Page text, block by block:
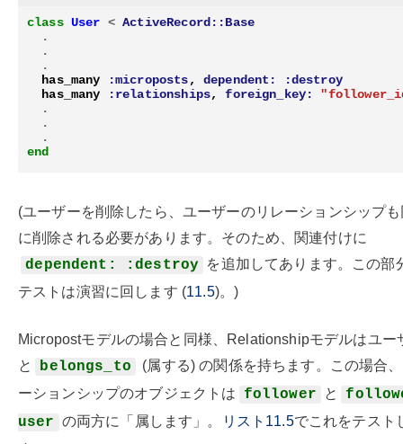
class User < ActiveRecord::Base
.
.
.
has_many
:microposts, dependent:
:destroy
has_many
:relationships, foreign_key:
.
.
.
end
(ユーザーを削除したら、ユーザーのリレーションシップ
に削除される必要があります。そのため、関連付けに
dependent: :destroy
を追加してあります。この部
テストは演習に回します (11.5)。)
Micropostモデルの場合と同様、Relationshipモデルはユー
と
belongs_to
(属する) の関係を持ちます。この場合
ーションシップのオブジェクトは
follower と
user の両方に「属します」。 リスト11.5でこれをテスト